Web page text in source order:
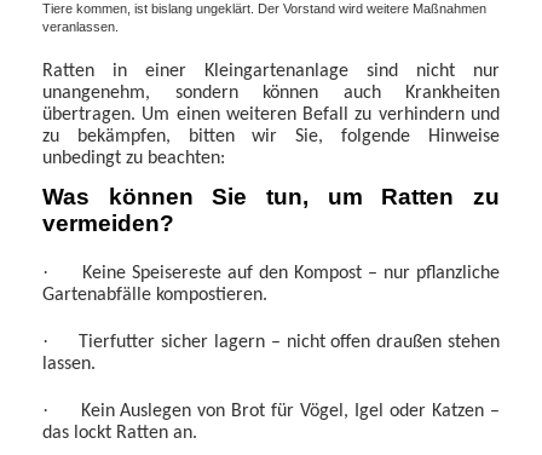
Tiere kommen, ist bislang ungeklärt. Der Vorstand wird weitere Maßnahmen
veranlassen.
Ratten in einer Kleingartenanlage sind nicht nur
unangenehm, sondern können auch Krankheiten
übertragen. Um einen weiteren Befall zu verhindern und
zu bekämpfen, bitten wir Sie, folgende Hinweise
unbedingt zu beachten:
Was können Sie tun, um Ratten zu
vermeiden?
·
Keine Speisereste auf den Kompost – nur pflanzliche
Gartenabfälle kompostieren.
·
Tierfutter sicher lagern – nicht offen draußen stehen
lassen.
·
Kein Auslegen von Brot für Vögel, Igel oder Katzen –
das lockt Ratten an.